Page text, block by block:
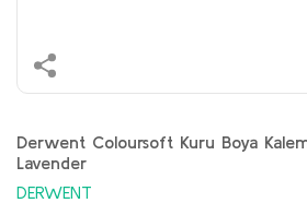
Derwent Coloursoft Kuru Boya
Lavender
DERWENT